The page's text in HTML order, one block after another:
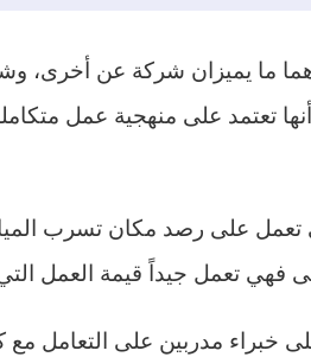
ما يميزان شركة عن أخرى،
تعتمد على منهجية عمل
تعمل على رصد مكان تسرب
فهي تعمل جيداً قيمة العمل
خبراء مدربين على التعامل مع